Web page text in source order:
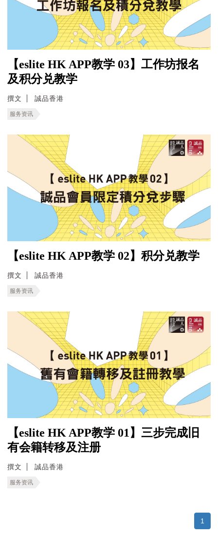
【eslite HK APP教学 03】工作坊报名
及积分兑教学
撰文 誠品香港
服务资讯
【eslite HK APP教学 02】积分兑教学
撰文 誠品香港
服务资讯
【eslite HK APP教学 01】三步完成旧
有会籍转移及注册
撰文 誠品香港
服务资讯
1